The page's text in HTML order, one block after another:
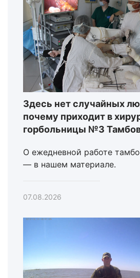
Здесь нет случайных
почему приходит в
горбольницы №3
О ежедневной работе
— в нашем материале.
07.08.2026